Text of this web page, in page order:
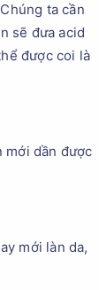
ta cần
sẽ đưa acid
được coi là
mới dần được
mới làn da,